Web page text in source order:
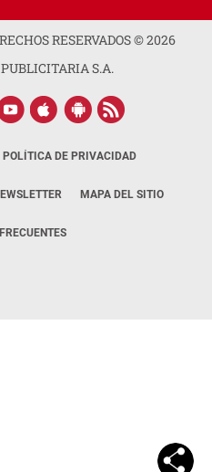
RESERVADOS ©2026
S.A.
POLÍTICA DE PRIVACIDAD
MAPA DEL SITIO